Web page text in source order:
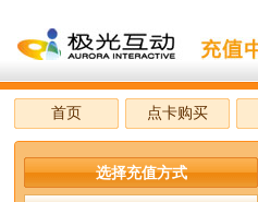
首页 点卡购买
选择充值方式